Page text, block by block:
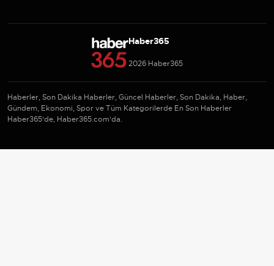
Haber365
2026 Haber365
Haberler, Son Dakika Haberler, Güncel Haberler, Son Dakika, Haber,
Gündem, Ekonomi, Spor ve Tüm Kategorilerde En Son Haberler
Haber365'de, Haber365.com'da.